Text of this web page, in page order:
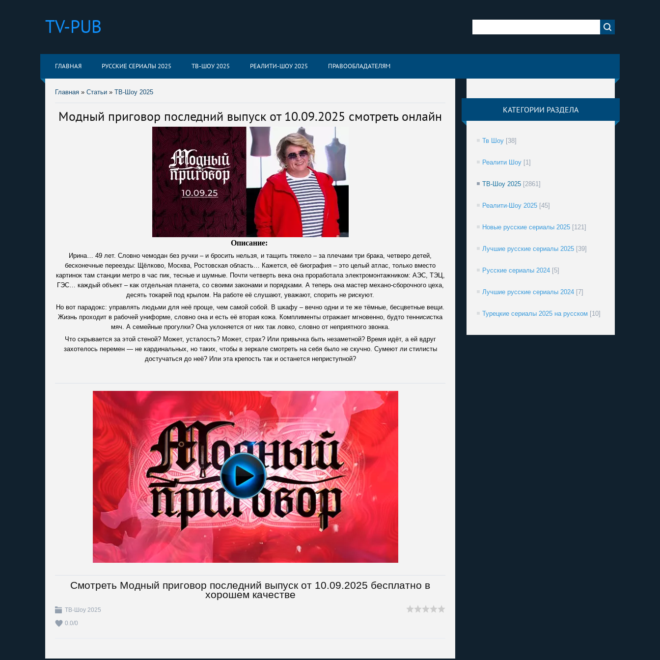
TV-PUB
ГЛАВНАЯ РУССКИЕ СЕРИАЛЫ 2025 ТВ-ШОУ 2025 РЕАЛИТИ-ШОУ 2025 ПРАВООБЛАДАТЕЛЯМ
Главная » Статьи » ТВ-Шоу 2025
Модный приговор последний выпуск от 10.09.2025 смотреть онлайн
Описание:
Ирина… 49 лет. Словно чемодан без ручки – и бросить нельзя, и тащить тяжело – за плечами три брака, четверо детей,
бесконечные переезды: Щёлково, Москва, Ростовская область… Кажется, её биография – это целый атлас, только вместо
картинок там станции метро в час пик, тесные и шумные. Почти четверть века она проработала электромонтажником: АЭС, ТЭЦ,
ГЭС… каждый объект – как отдельная планета, со своими законами и порядками. А теперь она мастер механо-сборочного цеха,
десять токарей под крылом. На работе её слушают, уважают, спорить не рискуют.
Но вот парадокс: управлять людьми для неё проще, чем самой собой. В шкафу – вечно одни и те же тёмные, бесцветные вещи.
Жизнь проходит в рабочей униформе, словно она и есть её вторая кожа. Комплименты отражает мгновенно, будто теннисистка
мяч. А семейные прогулки? Она уклоняется от них так ловко, словно от неприятного звонка.
Что скрывается за этой стеной? Может, усталость? Может, страх? Или привычка быть незаметной? Время идёт, а ей вдруг
захотелось перемен — не кардинальных, но таких, чтобы в зеркале смотреть на себя было не скучно. Сумеют ли стилисты
достучаться до неё? Или эта крепость так и останется неприступной?
Смотреть Модный приговор последний выпуск от 10.09.2025 бесплатно в
хорошем качестве
ТВ-Шоу 2025
0.0/0
КАТЕГОРИИ РАЗДЕЛА
Тв Шоу [38]
Реалити Шоу [1]
ТВ-Шоу 2025 [2861]
Реалити-Шоу 2025 [45]
Новые русские сериалы 2025 [121]
Лучшие русские сериалы 2025 [39]
Русские сериалы 2024 [5]
Лучшие русские сериалы 2024 [7]
Турецкие сериалы 2025 на русском [10]